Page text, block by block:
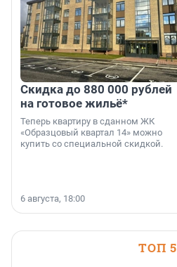
Скидка до 880 000 рублей
на готовое жильё*
Теперь квартиру в сданном ЖК
«Образцовый квартал 14» можно
купить со специальной скидкой.
6 августа, 18:00
ТОП 5